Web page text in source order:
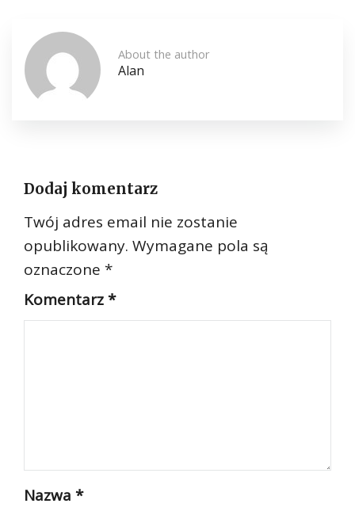
About the author
Alan
Dodaj komentarz
Twój adres email nie zostanie
opublikowany. Wymagane pola są
oznaczone *
Komentarz*
Nazwa *